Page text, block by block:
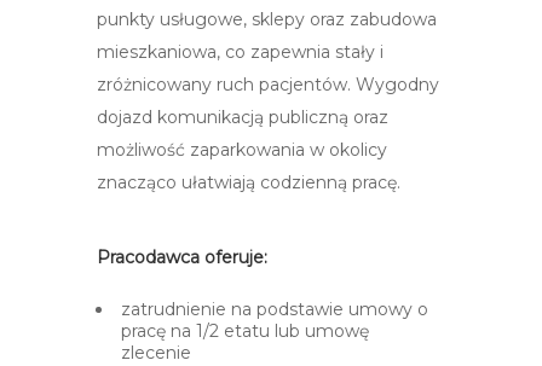
punkty usługowe, sklepy oraz zabudowa
mieszkaniowa, co zapewnia stały i
zróżnicowany ruch pacjentów. Wygodny
dojazd komunikacją publiczną oraz
możliwość zaparkowania w okolicy
znacząco ułatwiają codzienną pracę.​
Pracodawca oferuje:
zatrudnienie na podstawie umowy o
pracę na 1/2 etatu lub umowę
zlecenie